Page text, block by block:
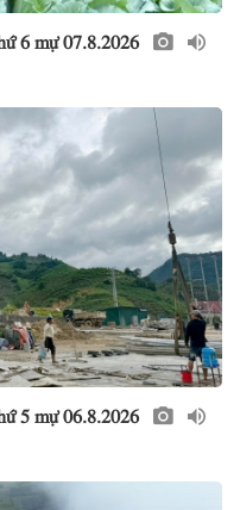
6 mự 07.8.2026
5 mự 06.8.2026